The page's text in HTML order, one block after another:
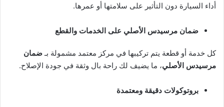
أداء السيارة دون التأثير على سلامتها أو عمرها.
ضمان مرسيدس الأصلي على الخدمات والقطع
كل خدمة أو قطعة يتم تركيبها في مركز معتمد مشمولة بـضمان
مرسيدس الأصلي، ما يضيف لك راحة بال وثقة في جودة الإصلاح.
بروتوكولات دقيقة ومعتمدة